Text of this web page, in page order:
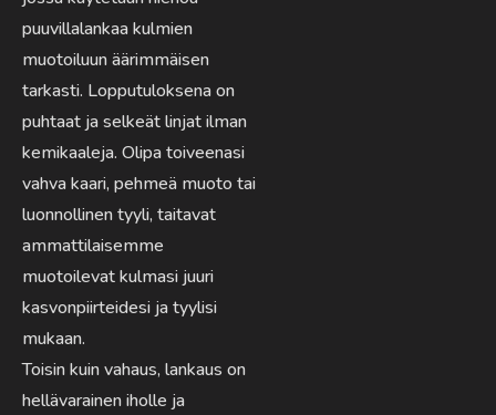
puuvillalankaa kulmien
muotoiluun äärimmäisen
tarkasti. Lopputuloksena on
puhtaat ja selkeät linjat ilman
kemikaaleja. Olipa toiveenasi
vahva kaari, pehmeä muoto tai
luonnollinen tyyli, taitavat
ammattilaisemme
muotoilevat kulmasi juuri
kasvonpiirteidesi ja tyylisi
mukaan.
Toisin kuin vahaus, lankaus on
hellävarainen iholle ja